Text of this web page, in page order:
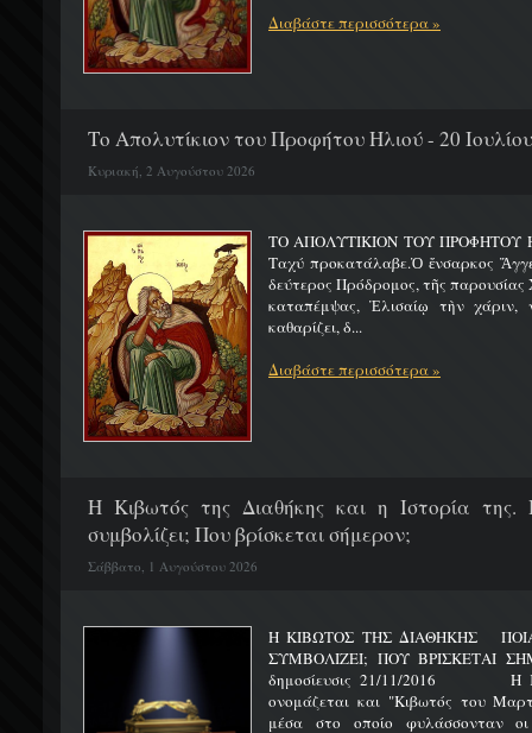
Διαβάστε περισσότερα »
Το Απολυτίκιον του Προφήτου Ηλιού - 20 Ιουλίου
Κυριακή, 2 Αυγούστου 2026
ΤΟ ΑΠΟΛΥΤΙΚΙΟΝ ΤΟΥ ΠΡΟΦΗΤΟΥ
Ταχύ προκατάλαβε.Ὁ ἔνσαρκος
δεύτερος Πρόδρομος, τῆς παρουσίας
καταπέμψας, Ἐλισαίῳ τὴν χάριν,
καθαρίζει, δ...
Διαβάστε περισσότερα »
H Κιβωτός της Διαθήκης και η Ιστορία της.
συμβολίζει; Που βρίσκεται σήμερον;
Σάββατο, 1 Αυγούστου 2026
Η ΚΙΒΩΤΟΣ ΤΗΣ ΔΙΑΘΗΚΗΣ
ΣΥΜΒΟΛΙΖΕΙ; ΠΟΥ
δημοσίευσις 21/11/2016 Η
ονομάζεται και "Κιβωτός του
μέσα στο οποίο φυλάσσονταν